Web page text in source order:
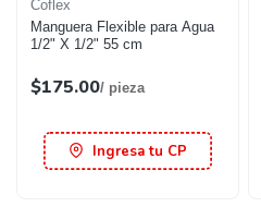
Coflex
Manguera Flexible para Agua
1/2" X 1/2" 55 cm
$175.00/ pieza
Ingresa tu CP